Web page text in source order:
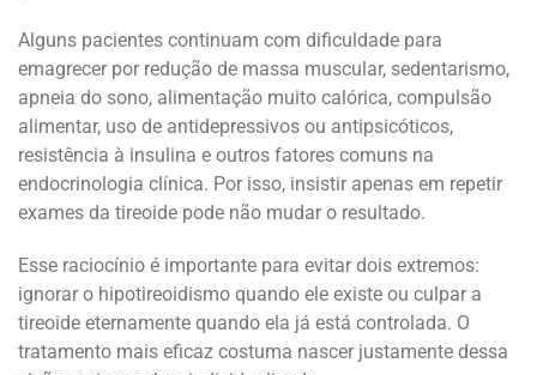
Alguns pacientes continuam com dificuldade para
emagrecer por redução de massa muscular, sedentarismo,
apneia do sono, alimentação muito calórica, compulsão
alimentar, uso de antidepressivos ou antipsicóticos,
resistência à insulina e outros fatores comuns na
endocrinologia clínica. Por isso, insistir apenas em repetir
exames da tireoide pode não mudar o resultado.
Esse raciocínio é importante para evitar dois extremos:
ignorar o hipotireoidismo quando ele existe ou culpar a
tireoide eternamente quando ela já está controlada. O
tratamento mais eficaz costuma nascer justamente dessa